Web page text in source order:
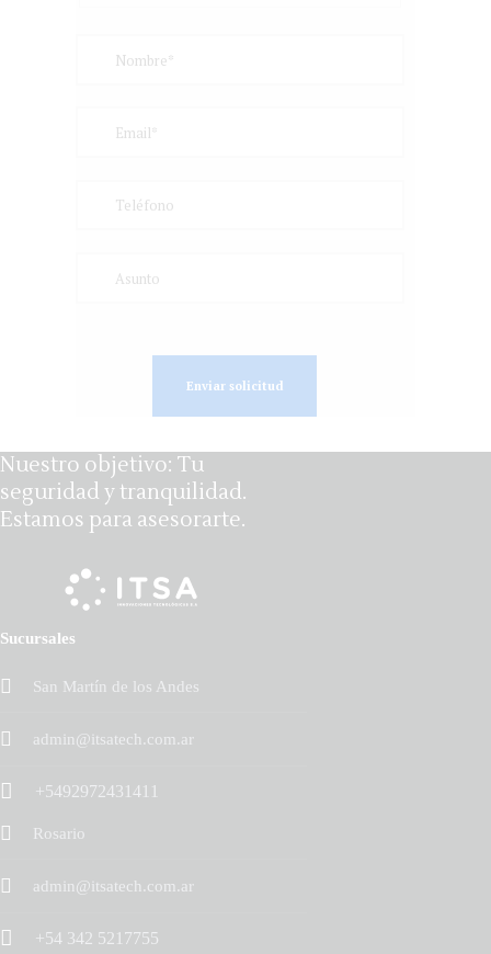
Nuestro objetivo: Tu
seguridad y tranquilidad.
Estamos para asesorarte.
Sucursales
San Martín de los Andes
admin@itsatech.com.ar
+5492972431411
Rosario
admin@itsatech.com.ar
+54 342 5217755